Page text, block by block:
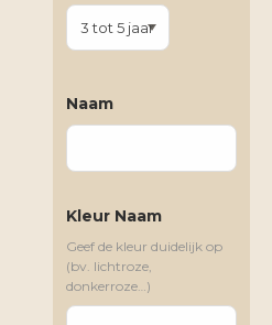
Naam
Kleur Naam
Geef de kleur duidelijk op
(bv. lichtroze,
donkerroze…)